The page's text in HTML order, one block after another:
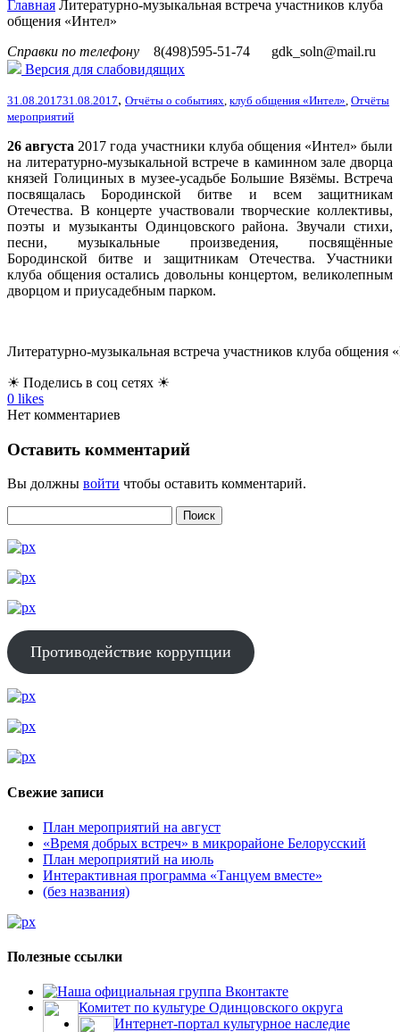
Главная Литературно-музыкальная встреча участников клуба
общения «Интел»
Справки по телефону
8(498)595-51-74
gdk_soln@mail.ru
Версия для слабовидящих
31.08.201731.08.2017, Отчёты о событиях клуб общения «Интел» Отчёты
мероприятий
26 августа 2017 года участники клуба общения «Интел» были
на литературно-музыкальной встрече в каминном зале дворца
князей Голициных в музее-усадьбе Большие Вязёмы. Встреча
посвящаласьБородинской битве и всем защитникам
Отечества. В концерте участвовали творческие коллективы,
поэты и музыканты Одинцовского района. Звучали стихи,
песни, музыкальные произведения, посвящённые
Бородинской битве и защитникам Отечества. Участники
клуба общения остались довольны концертом, великолепным
дворцом и приусадебным парком.​
Литературно-музыкальная встреча участников клуба общения
☀ Поделись в соц сетях ☀
0 likes
Нет комментариев
Оставить комментарий
Вы должны войти чтобы оставить комментарий.
Противодействие коррупции
Свежие записи
План мероприятий на август
«Время добрых встреч» в микрорайоне Белорусский
План мероприятий на июль
Интерактивная программа «Танцуем вместе»
(без названия)
Полезные ссылки
Наша официальная группа Вконтакте
Комитет по культуре Одинцовского округа
Интернет-портал культурное наследие